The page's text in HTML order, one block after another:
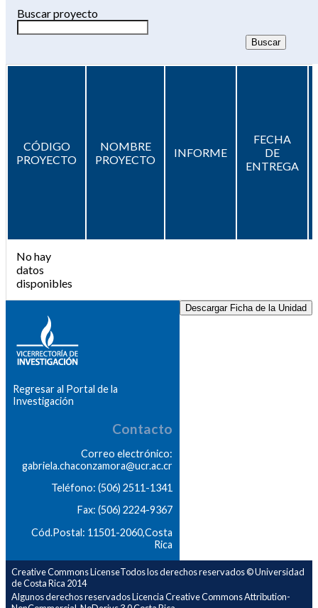
Buscar proyecto
CÓDIGO
PROYECTO
NOMBRE
PROYECTO
INFORME
FECHA
DE
ENTREGA
No hay
datos
disponibles
Descargar Ficha de la Unidad
Regresar al Portal de la
Investigación
Contacto
Correo electrónico:
gabriela.chaconzamora@ucr.ac.cr
Teléfono: (506) 2511-1341
Fax: (506) 2224-9367
Cód.Postal: 11501-2060,Costa
Rica
Creative Commons LicenseTodos los derechos reservados © Universidad
de Costa Rica 2014
Algunos derechos reservados Licencia Creative Commons Attribution-